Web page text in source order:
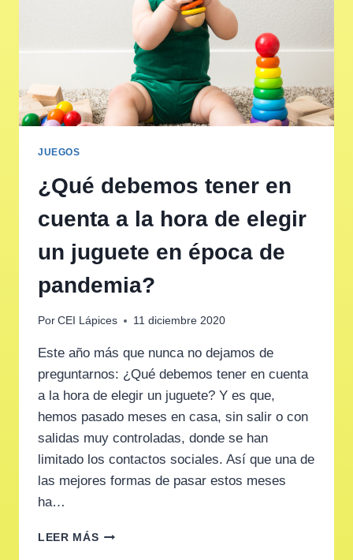
JUEGOS
¿Qué debemos tener en
cuenta a la hora de elegir
un juguete en época de
pandemia?
Por CEI Lápices 11 diciembre 2020
Este año más que nunca no dejamos de
preguntarnos: ¿Qué debemos tener en cuenta
a la hora de elegir un juguete? Y es que,
hemos pasado meses en casa, sin salir o con
salidas muy controladas, donde se han
limitado los contactos sociales. Así que una de
las mejores formas de pasar estos meses
ha…
LEER MÁS¿QUÉ